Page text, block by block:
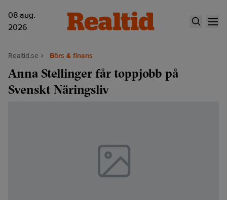
08 aug.
2026
Realtid.se Börs & finans
Anna Stellinger får toppjobb på
Svenskt Näringsliv